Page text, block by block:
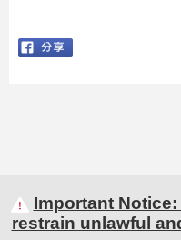
Important
restrain unlawful